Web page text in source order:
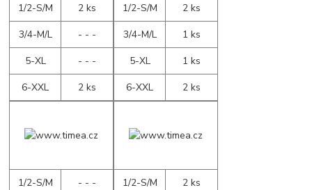
1/2-S/M
2 ks
3/4-M/L
- - -
5-XL
- - -
6-XXL
2 ks
1/2-S/M
2 ks
3/4-M/L
1 ks
5-XL
1 ks
6-XXL
2 ks
1/2-S/M
- - -
1/2-S/M
2 ks